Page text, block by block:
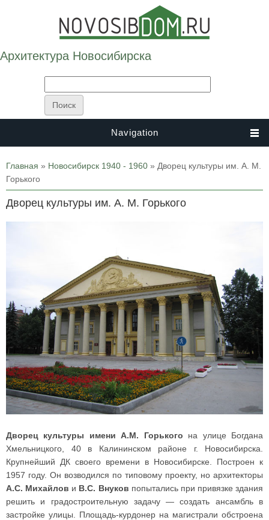
Архитектура Новосибирска
Navigation
Вы здесь
Главная » Новосибирск 1940 - 1960 » Дворец культуры им. А. М.
Горького
Дворец культуры им. А. М. Горького
Дворец культуры имени А.М. Горького на улице Богдана
Хмельницкого , 40 в Калининском районе г. Новосибирска
Крупнейший ДК своего времени в Новосибирске. Построен к
1957 году. Он возводился по типовому проекту, но архитекторы
А.С. Михайлов и В.С. Внуков попытались при привязке здания
решить и градостроительную задачу — создать ансамбль в
застройке улицы. Площадь-курдонер на магистрали обстроена